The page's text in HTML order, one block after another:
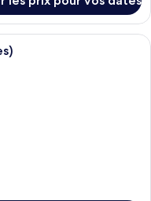
d’hôtel avec un grand